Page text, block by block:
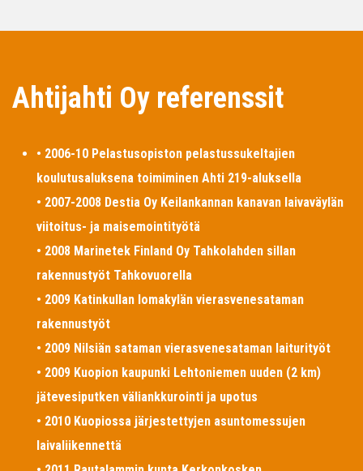
Ahtijahti Oy referenssit
• 2006-10 Pelastusopiston pelastussukeltajien
koulutusaluksena toimiminen Ahti 219-aluksella
• 2007-2008 Destia Oy Keilankannan kanavan laivaväylän
viitoitus- ja maisemointityötä
• 2008 Marinetek Finland Oy Tahkolahden sillan
rakennustyöt Tahkovuorella
• 2009 Katinkullan lomakylän vierasvenesataman
rakennustyöt
• 2009 Nilsiän sataman vierasvenesataman laiturityöt
• 2009 Kuopion kaupunki Lehtoniemen uuden (2 km)
jätevesiputken väliankkurointi ja upotus
• 2010 Kuopiossa järjestettyjen asuntomessujen
laivaliikennettä